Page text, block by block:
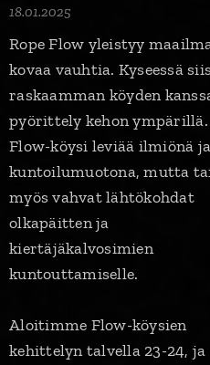
18.01.2025
Rope Flow yleistyy
kovaa vauhtia. Kyseessä
raskaamman köyden
pyörittely kehon ympärillä.
Flow-köysi leviää ilmiönä ja
kuntoilumuotona, mutta
myös vahvat lähtökohdat
olkapäitten ja
kiertäjäkalvosimien
kuntouttamiselle.
Aloitimme Flow-köysien
kehittelyn talvella 23-24, ja